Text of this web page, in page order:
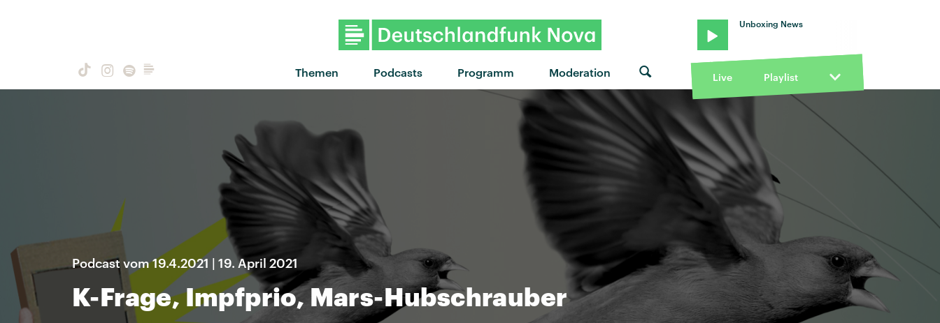
Themen Podcasts Programm Moderation
Unboxing News
Live Playlist
Podcast vom 19.4.2021 | 19. April 2021
K-Frage, Impfprio, Mars-Hubschrauber